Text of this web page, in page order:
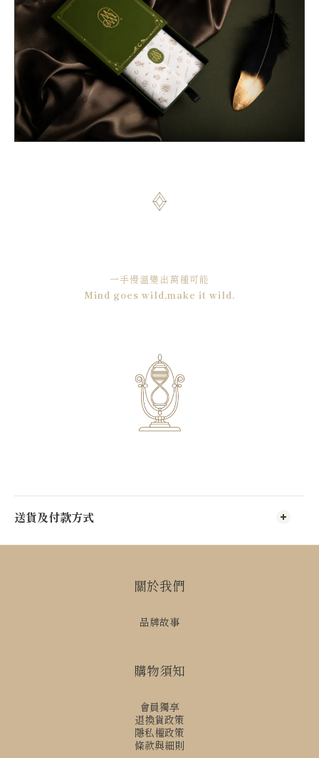
一手慢溫變出萬種可能
Mind goes wild,make it wild.
送貨及付款方式
關於我們
品牌故事
購物須知
會員獨享
退換貨政策
隱私權政策
條款與細則